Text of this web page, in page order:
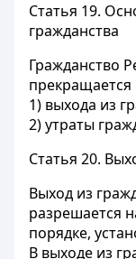
Статья 19.
гражданства
Гражданство
прекращается
1) выхода из
2) утраты
Статья 20.
Выход из
разрешается
порядке,
В выходе из